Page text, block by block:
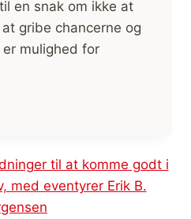
en snak om ikke at
gribe chancerne og
mulighed for